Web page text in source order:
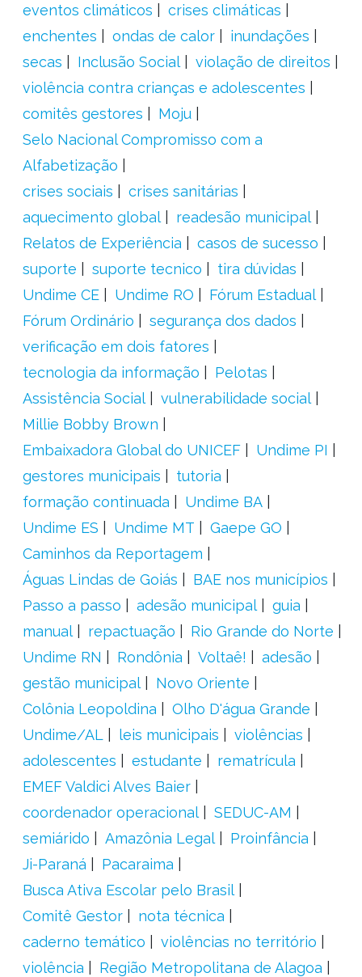
eventos climáticos
crises climáticas
enchentes
ondas de calor
inundações
secas
Inclusão Social
violação de direitos
violência contra crianças e adolescentes
comitês gestores
Moju
Selo Nacional Compromisso com a
Alfabetização
crises sociais
crises sanitárias
aquecimento global
readesão municipal
Relatos de Experiência
casos de sucesso
suporte
suporte tecnico
tira dúvidas
Undime CE
Undime RO
Fórum Estadual
Fórum Ordinário
segurança dos dados
verificação em dois fatores
tecnologia da informação
Pelotas
Assistência Social
vulnerabilidade social
Millie Bobby Brown
Embaixadora Global do UNICEF
Undime PI
gestores municipais
tutoria
formação continuada
Undime BA
Undime ES
Undime MT
Gaepe GO
Caminhos da Reportagem
Águas Lindas de Goiás
BAE nos municípios
Passo a passo
adesão municipal
guia
manual
repactuação
Rio Grande do Norte
Undime RN
Rondônia Voltaê!
adesão
gestão municipal
Novo Oriente
Colônia Leopoldina
Olho D'água Grande
Undime/AL
leis municipais
violências
adolescentes
estudante
rematrícula
EMEF Valdici Alves Baier
coordenador operacional
SEDUC-AM
semiárido
Amazônia Legal
Proinfância
Ji-Paraná
Pacaraima
Busca Ativa Escolar pelo Brasil
Comitê Gestor
nota técnica
caderno temático
violências no território
violência
Região Metropolitana de Alagoa